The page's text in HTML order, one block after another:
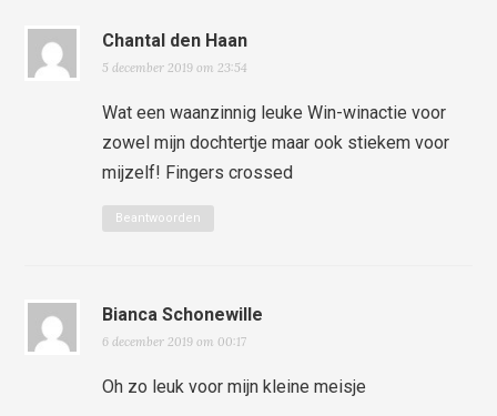
Chantal den Haan
5 december 2019 om 23:54
Wat een waanzinnig leuke Win-winactie voor
zowel mijn dochtertje maar ook stiekem voor
mijzelf! Fingers crossed
Beantwoorden
Bianca Schonewille
6 december 2019 om 00:17
Oh zo leuk voor mijn kleine meisje